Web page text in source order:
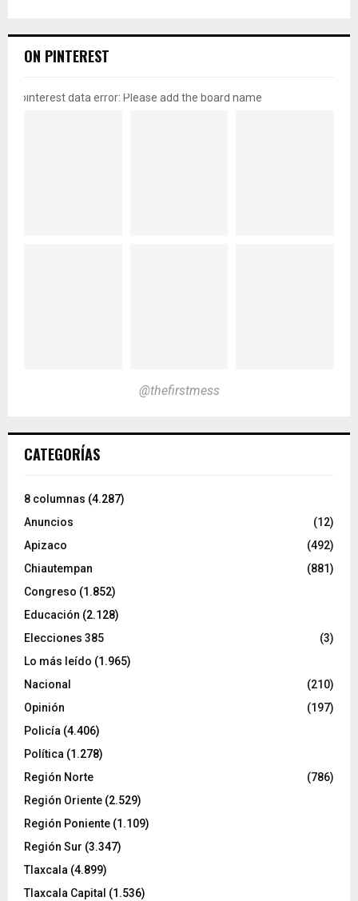
ON PINTEREST
pinterest data error: Please add the board name
@thefirstmess
CATEGORÍAS
8 columnas (4.287)
Anuncios
(12)
Apizaco
(492)
Chiautempan
(881)
Congreso (1.852)
Educación (2.128)
Elecciones 385
(3)
Lo más leído (1.965)
Nacional
(210)
Opinión
(197)
Policía (4.406)
Política (1.278)
Región Norte
(786)
Región Oriente (2.529)
Región Poniente (1.109)
Región Sur (3.347)
Tlaxcala (4.899)
Tlaxcala Capital (1.536)